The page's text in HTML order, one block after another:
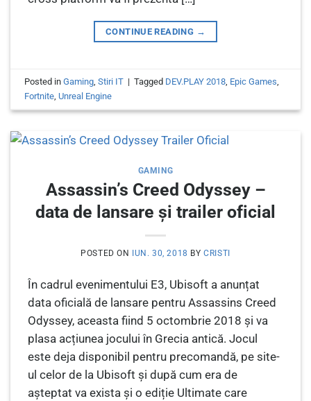
CONTINUE READING →
Posted inGaming ,Stiri IT | Tagged DEV.PLAY 2018 Epic Games
Fortnite Unreal Engine
GAMING
Assassin’s Creed Odyssey –
data de lansare și trailer oficial
POSTED ON IUN. 30, 2018 BYCRISTI
În cadrul evenimentului E3, Ubisoft a anunțat
data oficială de lansare pentru Assassins Creed
Odyssey, aceasta fiind 5 octombrie 2018 și va
plasa acțiunea jocului în Grecia antică. Jocul
este deja disponibil pentru precomandă, pe site-
ul celor de la Ubisoft și după cum era de
așteptat va exista și o ediție Ultimate care